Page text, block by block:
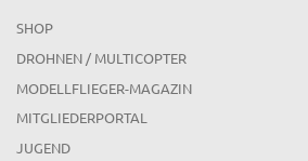
SHOP
DROHNEN / MULTICOPTER
MODELLFLIEGER-MAGAZIN
MITGLIEDERPORTAL
JUGEND